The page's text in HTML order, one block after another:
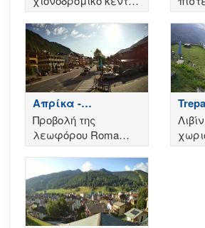
Mottolino
Απρίκα -
Λεωφόρος Ρώμη
Προβολή της
λεωφόρου Roma
στην Aprica